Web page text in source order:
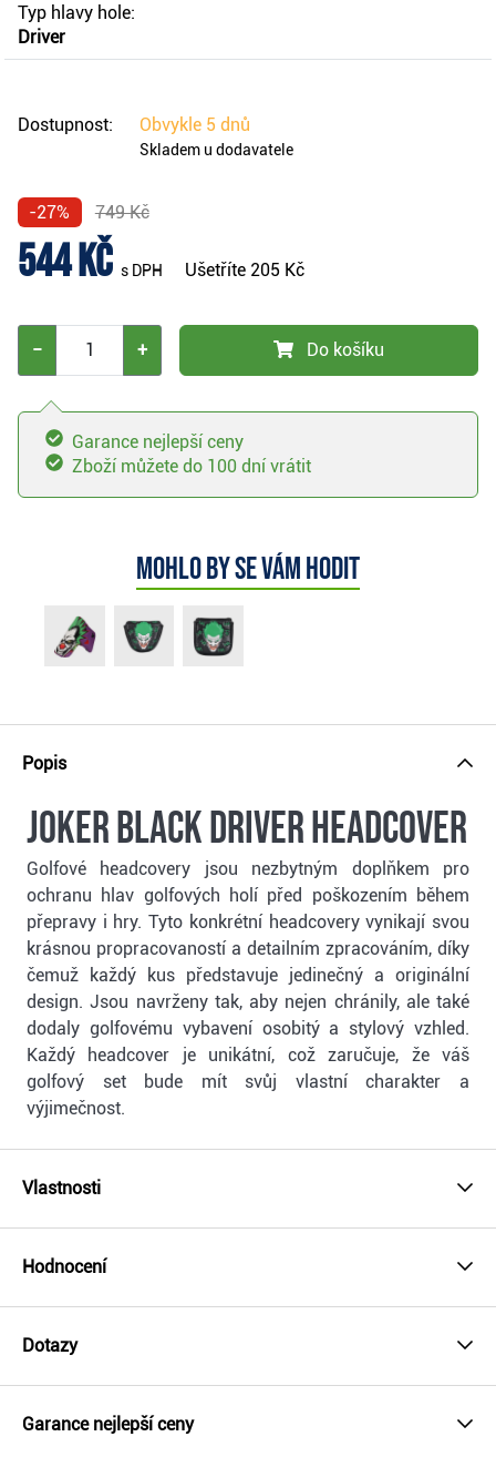
Typ hlavy hole:
Driver
Dostupnost: Obvykle 5 dnů
Skladem u dodavatele
-27% 749 Kč
544 Kč s DPH Ušetříte 205 Kč
− + Do košíku
Garance nejlepší ceny
Zboží můžete do 100 dní vrátit
Mohlo by se vám hodit
Popis
Joker Black Driver headcover
Golfové headcovery jsou nezbytným doplňkem pro
ochranu hlav golfových holí před poškozením během
přepravy i hry. Tyto konkrétní headcovery vynikají svou
krásnou propracovaností a detailním zpracováním, díky
čemuž každý kus představuje jedinečný a originální
design. Jsou navrženy tak, aby nejen chránily, ale také
dodaly golfovému vybavení osobitý a stylový vzhled.
Každý headcover je unikátní, což zaručuje, že váš
golfový set bude mít svůj vlastní charakter a
výjimečnost.
Vlastnosti
Hodnocení
Dotazy
Garance nejlepší ceny